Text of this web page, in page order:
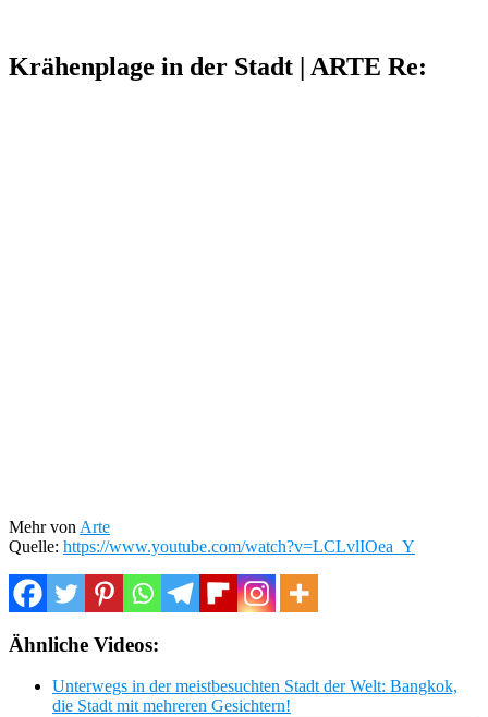
Krähenplage in der Stadt | ARTE Re:
Mehr von Arte
Quelle: https://www.youtube.com/watch?v=LCLvlIOea_Y
Ähnliche Videos:
Unterwegs in der meistbesuchten Stadt der Welt: Bangkok,
die Stadt mit mehreren Gesichtern!